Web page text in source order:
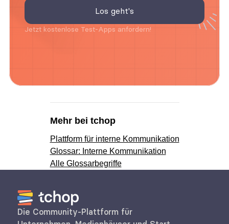
Jetzt kostenlose Test-Apps anfordern!
Mehr bei tchop
Plattform für interne Kommunikation
Glossar: Interne Kommunikation
Alle Glossarbegriffe
Die Community-Plattform für